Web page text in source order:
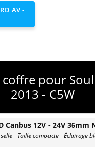
AV -
coffre pour
2013 - C5W
Canbus 12V - 24V 36mm
- Taille compacte - Éclairage